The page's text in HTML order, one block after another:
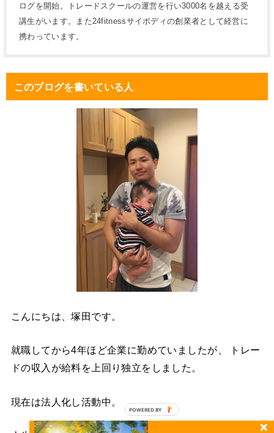
ログを開始。トレードスクールの運営を行い3000名を越える受
講生がいます。また24fitnessサイボディの創業者として経営に
携わっています。
このブログを書いている人
こんにちは、塚田です。
就職してから4年ほど企業に勤めていましたが、 トレー
ドの収入が給料を上回り独立をしました。
現在は法人化し活動中。
POWERED BY